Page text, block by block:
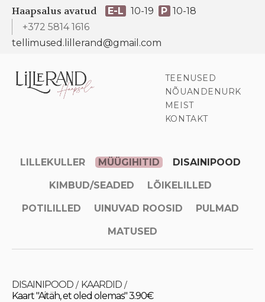
Haapsalus avatud E-L 10-19 P 10-18
+372 5814 1616
tellimused.lillerand@gmail.com
TEENUSED
NÕUANDENURK
MEIST
KONTAKT
LILLEKULLER MÜÜGIHITID DISAINIPOOD
KIMBUD/SEADED LÕIKELILLED
POTILILLED UINUVAD ROOSID PULMAD
MATUSED
DISAINIPOOD / KAARDID /
Kaart "Aitäh, et oled olemas" 3.90€